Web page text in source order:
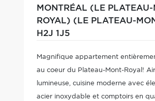
MONTRÉAL (LE PLATEAU-
ROYAL) (LE PLATEAU-
H2J 1J5
Magnifique appartement
au coeur du Plateau-Mont-Royal!
lumineuse, cuisine moderne avec
acier inoxydable et comptoirs en